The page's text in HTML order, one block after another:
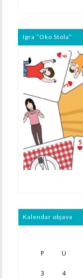
Igra “Oko Stola”
Kalendar objava
P U
3
4